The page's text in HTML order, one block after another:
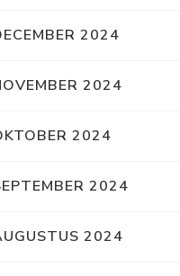
2024
2024
2024
2024
2024